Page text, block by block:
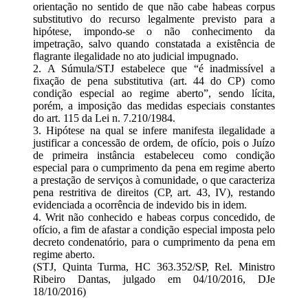
orientação no sentido de que não cabe habeas corpus
substitutivo do recurso legalmente previsto para a
hipótese, impondo-se o não conhecimento da
impetração, salvo quando constatada a existência de
flagrante ilegalidade no ato judicial impugnado.
2. A Súmula/STJ estabelece que “é inadmissível a
fixação de pena substitutiva (art. 44 do CP) como
condição especial ao regime aberto”, sendo lícita,
porém, a imposição das medidas especiais constantes
do art. 115 da Lei n. 7.210/1984.
3. Hipótese na qual se infere manifesta ilegalidade a
justificar a concessão de ordem, de ofício, pois o Juízo
de primeira instância estabeleceu como condição
especial para o cumprimento da pena em regime aberto
a prestação de serviços à comunidade, o que caracteriza
pena restritiva de direitos (CP, art. 43, IV), restando
evidenciada a ocorrência de indevido bis in idem.
4. Writ não conhecido e habeas corpus concedido, de
ofício, a fim de afastar a condição especial imposta pelo
decreto condenatório, para o cumprimento da pena em
regime aberto.
(STJ, Quinta Turma, HC 363.352/SP, Rel. Ministro
Ribeiro Dantas, julgado em 04/10/2016, DJe
18/10/2016)